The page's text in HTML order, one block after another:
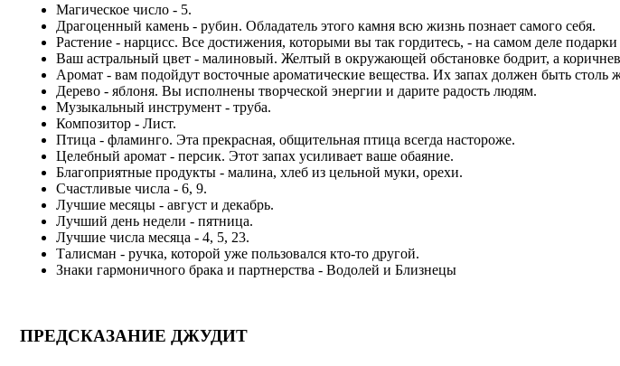
Магическое число - 5.
Драгоценный камень - рубин. Обладатель этого камня всю жизнь познает самого себя.
Растение - нарцисс. Все достижения, которыми вы так гордитесь, - на самом деле
Ваш астральный цвет - малиновый. Желтый в окружающей обстановке бодрит, а
Аромат - вам подойдут восточные ароматические вещества. Их запах должен быть столь
Дерево - яблоня. Вы исполнены творческой энергии и дарите радость людям.
Музыкальный инструмент - труба.
Композитор - Лист.
Птица - фламинго. Эта прекрасная, общительная птица всегда настороже.
Целебный аромат - персик. Этот запах усиливает ваше обаяние.
Благоприятные продукты - малина, хлеб из цельной муки, орехи.
Счастливые числа - 6, 9.
Лучшие месяцы - август и декабрь.
Лучший день недели - пятница.
Лучшие числа месяца - 4, 5, 23.
Талисман - ручка, которой уже пользовался кто-то другой.
Знаки гармоничного брака и партнерства - Водолей и Близнецы
ПРЕДСКАЗАНИЕ ДЖУДИТ